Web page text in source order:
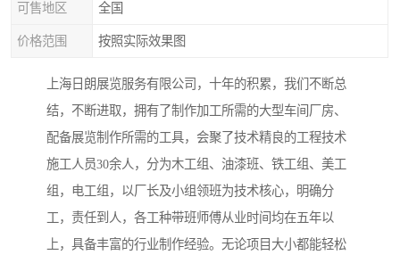
可售地区 全国
价格范围 按照实际效果图
上海日朗展览服务有限公司，十年的积累，我们不断总
结，不断进取，拥有了制作加工所需的大型车间厂房、
配备展览制作所需的工具，会聚了技术精良的工程技术
施工人员30余人，分为木工组、油漆班、铁工组、美工
组，电工组，以厂长及小组领班为技术核心，明确分
工，责任到人，各工种带班师傅从业时间均在五年以
上，具备丰富的行业制作经验。无论项目大小都能轻松